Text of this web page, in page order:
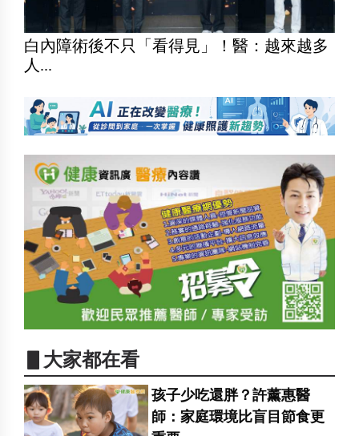
白內障術後不只「看得見」！醫：越來越多
人...
▋大家都在看
孩子少吃還胖？許薰惠醫
師：家庭環境比盲目節食更